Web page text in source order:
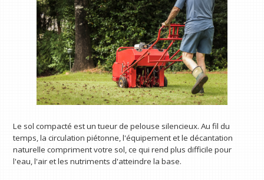
Le sol compacté est un tueur de pelouse silencieux. Au fil du
temps, la circulation piétonne, l'équipement et le décantation
naturelle compriment votre sol, ce qui rend plus difficile pour
l'eau, l'air et les nutriments d'atteindre la base.